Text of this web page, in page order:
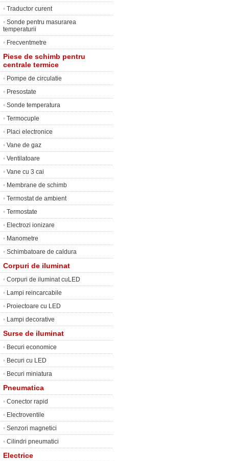
• Traductor curent
• Sonde pentru masurarea
temperaturii
• Frecventmetre
Piese de schimb pentru
centrale termice
• Pompe de circulatie
• Presostate
• Sonde temperatura
• Termocuple
• Placi electronice
• Vane de gaz
• Ventilatoare
• Vane cu 3 cai
• Membrane de schimb
• Termostat de ambient
• Termostate
• Electrozi ionizare
• Manometre
• Schimbatoare de caldura
Corpuri de iluminat
• Corpuri de iluminat cuLED
• Lampi reincarcabile
• Proiectoare cu LED
• Lampi decorative
Surse de iluminat
• Becuri economice
• Becuri cu LED
• Becuri miniatura
Pneumatica
• Conector rapid
• Electroventile
• Senzori magnetici
• Cilindri pneumatici
Electrice